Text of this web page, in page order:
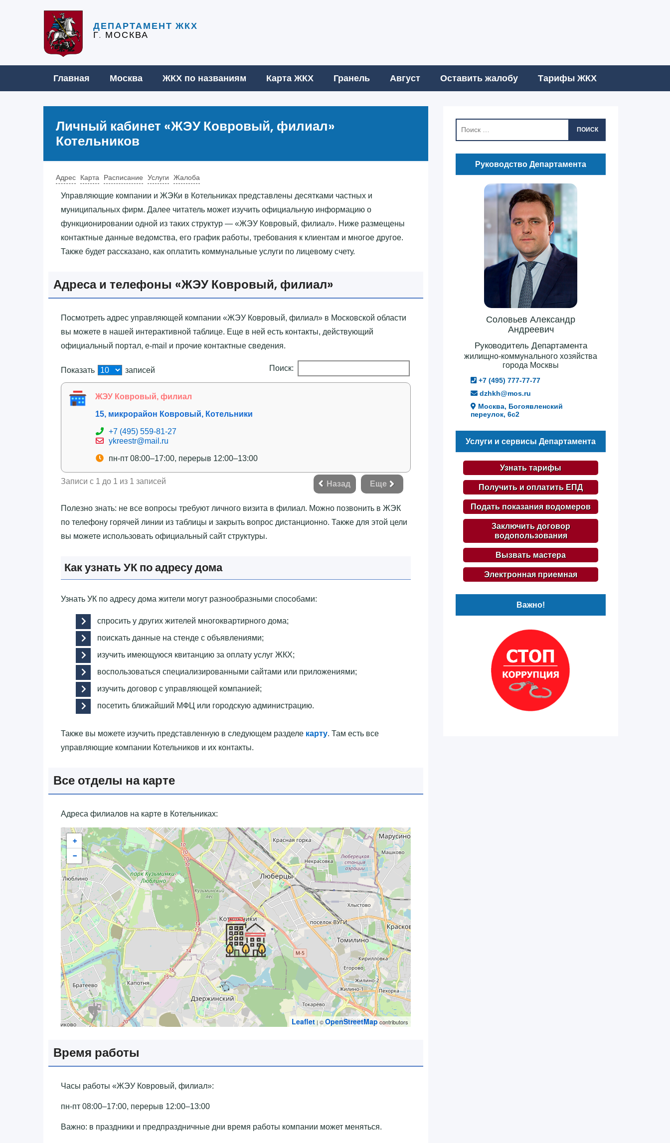
ДЕПАРТАМЕНТ ЖКХ
Г. МОСКВА
Главная Москва ЖКХ по названиям Карта ЖКХ Гранель Август Оставить жалобу Тарифы ЖКХ
Личный кабинет «‎ЖЭУ Ковровый, филиал»‎
Котельников
Адрес Карта Расписание Услуги Жалоба
Управляющие компании и ЖЭКи в Котельниках представлены десятками частных и
муниципальных фирм. Далее читатель может изучить официальную информацию о
функционировании одной из таких структур — «‎ЖЭУ Ковровый, филиал»‎. Ниже размещены
контактные данные ведомства, его график работы, требования к клиентам и многое другое.
Также будет рассказано, как оплатить коммунальные услуги по лицевому счету.
Адреса и телефоны «‎ЖЭУ Ковровый, филиал»‎
Посмотреть адрес управляющей компании «‎ЖЭУ Ковровый, филиал»‎ в Московской области
вы можете в нашей интерактивной таблице. Еще в ней есть контакты, действующий
официальный портал, e-mail и прочие контактные сведения.
Показать записей Поиск:
ЖЭУ Ковровый, филиал
15, микрорайон Ковровый, Котельники
+7 (495) 559-81-27
ykreestr@mail.ru
пн-пт 08:00–17:00, перерыв 12:00–13:00
Записи с 1 до 1 из 1 записей Назад Еще
Полезно знать: не все вопросы требуют личного визита в филиал. Можно позвонить в ЖЭК
по телефону горячей линии из таблицы и закрыть вопрос дистанционно. Также для этой цели
вы можете использовать официальный сайт структуры.
Как узнать УК по адресу дома
Узнать УК по адресу дома жители могут разнообразными способами:
спросить у других жителей многоквартирного дома;
поискать данные на стенде с объявлениями;
изучить имеющуюся квитанцию за оплату услуг ЖКХ;
воспользоваться специализированными сайтами или приложениями;
изучить договор с управляющей компанией;
посетить ближайший МФЦ или городскую администрацию.
Также вы можете изучить представленную в следующем разделе карту. Там есть все
управляющие компании Котельников и их контакты.
Все отделы на карте
Адреса филиалов на карте в Котельниках:
+
−
Leaflet | ©OpenStreetMapcontributors
Время работы
Часы работы «‎ЖЭУ Ковровый, филиал»‎:
пн-пт 08:00–17:00, перерыв 12:00–13:00
Важно: в праздники и предпраздничные дни время работы компании может меняться.
ПОИСК
Руководство Департамента
Соловьев Александр
Андреевич
Руководитель Департамента
жилищно-коммунального хозяйства
города Москвы
+7 (495) 777-77-77
dzhkh@mos.ru
Москва, Богоявленский
переулок, 6с2
Услуги и сервисы Департамента
Узнать тарифы
Получить и оплатить ЕПД
Подать показания водомеров
Заключить договор
водопользования
Вызвать мастера
Электронная приемная
Важно!